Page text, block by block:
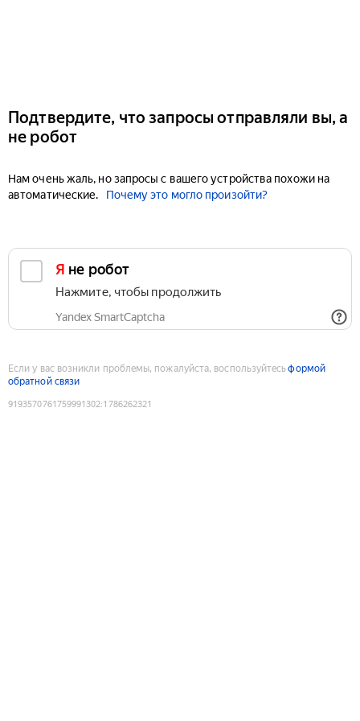
Подтвердите, что запросы отправляли вы, а
не робот
Нам очень жаль, но запросы с вашего устройства похожи на
автоматические.
Почему это могло произойти?
Я не робот
Нажмите, чтобы продолжить
Yandex SmartCaptcha
Если у вас возникли проблемы, пожалуйста, воспользуйтесьформой
обратной связи
9193570761759991302:1786262321